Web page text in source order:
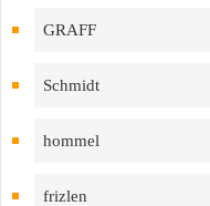
GRAFF
Schmidt
hommel
frizlen